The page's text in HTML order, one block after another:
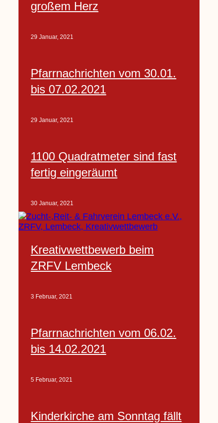
großem Herz
29 Januar, 2021
Pfarrnachrichten vom 30.01.
bis 07.02.2021
29 Januar, 2021
1100 Quadratmeter sind fast
fertig eingeräumt
30 Januar, 2021
Kreativwettbewerb beim
ZRFV Lembeck
3 Februar, 2021
Pfarrnachrichten vom 06.02.
bis 14.02.2021
5 Februar, 2021
Kinderkirche am Sonntag fällt